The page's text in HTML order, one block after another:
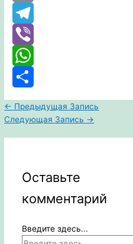
Email
Telegram
Viber
WhatsApp
Отправить
← Предыдущая Запись
Следующая Запись →
Оставьте
комментарий
Введите здесь...